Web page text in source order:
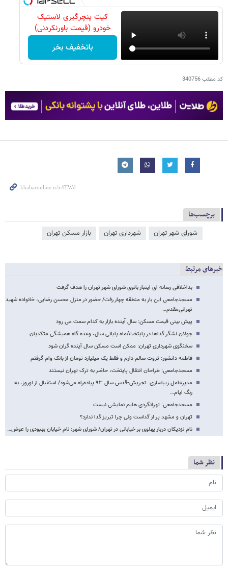
کیت پنچرگیری لاستیک
خودرو (قیمت باورنکردنی)
باتخفیف بخر
کد مطلب340756
برچسب‌ها
شورای شهر تهران شهرداری تهران بازار مسکن تهران
خبرهای مرتبط
بداخلاقی رسانه ای اینبار بانوی شورای شهر تهران را هدف گرفت
مسجدجامعی این بار به منطقه چهار رفت/ حضور در منزل محسن رضایی، خانواده شهید
تهرانی‌مقدم…
پیش بینی قیمت مسکن: سال آینده بازار به کدام سمت می رود
جولان لشگر گداها در پایتخت/ماه پایانی سال، وعده گاه همیشگی متکدیان
سخنگوی شهرداری تهران: ممکن است مسکن سال آینده گران شود
فاطمه دانشور: ثروت سالم دارم و فقط یک میلیارد تومان از بانک وام گرفتم
مسجدجامعی: طراحان انتقال پایتخت، حاضر به ترک تهران نیستند
مدیرعامل زیباسازی: تجریش-قدس سال ۹۳ پیاده‌راه می‌شود/ استقبال از نوروز، به
رنگ ایام…
مسجدجامعی: تهرانگردی هایم نمایشی نیست
تهران و مشهد پر از گداست ولی چرا تبریز گدا ندارد؟
نام نزدیکان دربار پهلوی بر خیابانی در تهران/ شورای شهر: نام خیابان بهبودی را عوض…
نظر شما